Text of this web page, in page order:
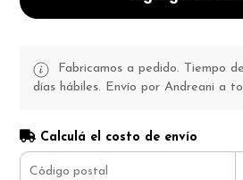
Fabricamos a pedido. Tiempo
días hábiles. Envío por Andreani a
Calculá el costo de envío